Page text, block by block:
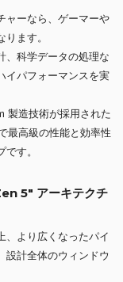
ャーなら、ゲーマーや
ます。
、科学データの処理な
イパフォーマンスを実
製造技術が採用された
最高級の性能と効率性
す。
5" アーキテクチ
、より広くなったパイ
設計全体のウィンドウ